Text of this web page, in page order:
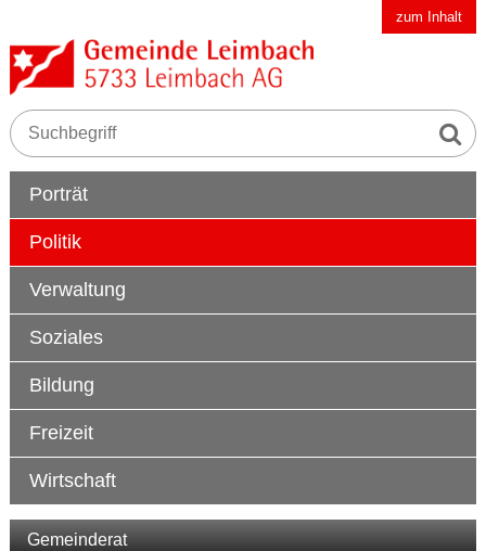
Navigieren in der Gemeinde Leimbach AGzum Inhalt
Suchbegriff
Suche
Hauptnavigation
Porträt
Politik
Verwaltung
Soziales
Bildung
Freizeit
Wirtschaft
Navigation
Gemeinderat